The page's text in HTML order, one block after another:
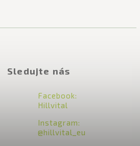
Sledujte nás
Facebook:
Hillvital
Instagram:
@hillvital_eu